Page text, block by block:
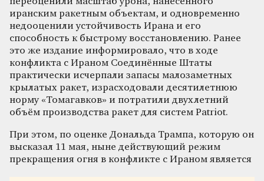
иранским ракетным объектам, и одновременно
недооценили устойчивость Ирана и его
способность к быстрому восстановлению. Ранее
это же издание информировало, что в ходе
конфликта с Ираном Соединённые Штаты
практически исчерпали запасы малозаметных
крылатых ракет, израсходовали десятилетнюю
норму «Томагавков» и потратили двухлетний
объём производства ракет для систем Patriot.
При этом, по оценке Дональда Трампа, которую он
высказал 11 мая, ныне действующий режим
прекращения огня в конфликте с Ираном является